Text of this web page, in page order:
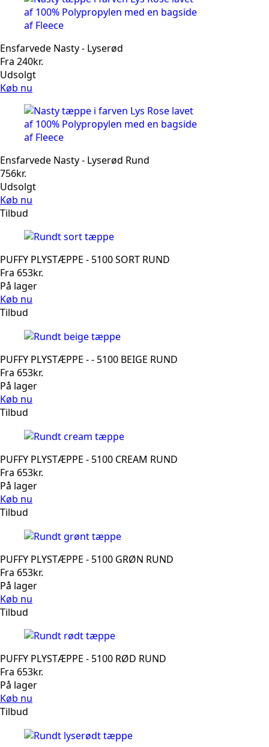
Ensfarvede Nasty - Lyserød
Fra 240kr.
Udsolgt
Køb nu
Ensfarvede Nasty - Lyserød Rund
756kr.
Udsolgt
Køb nu
Tilbud
PUFFY PLYSTÆPPE - 5100 SORT RUND
Fra 653kr.
På lager
Køb nu
Tilbud
PUFFY PLYSTÆPPE - - 5100 BEIGE RUND
Fra 653kr.
På lager
Køb nu
Tilbud
PUFFY PLYSTÆPPE - 5100 CREAM RUND
Fra 653kr.
På lager
Køb nu
Tilbud
PUFFY PLYSTÆPPE - 5100 GRØN RUND
Fra 653kr.
På lager
Køb nu
Tilbud
PUFFY PLYSTÆPPE - 5100 RØD RUND
Fra 653kr.
På lager
Køb nu
Tilbud